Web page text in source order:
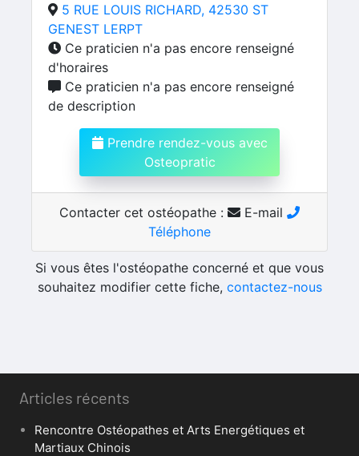
5 RUE LOUIS RICHARD, 42530 ST
GENEST LERPT
Ce praticien n'a pas encore renseigné
d'horaires
Ce praticien n'a pas encore renseigné
de description
Prendre rendez-vous avec
Osteopratic
Contacter cet ostéopathe :
E-mail
Téléphone
Si vous êtes l'ostéopathe concerné et que vous
souhaitez modifier cette fiche, contactez-nous
Articles récents
Rencontre Ostéopathes et Arts Energétiques et
Martiaux Chinois